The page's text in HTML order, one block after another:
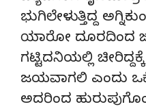
ಭುಗಿಲೇಳುತ್ತಿದ್ದ
ಯಾರೋ ದೂರದಿಂದ
ಗಟ್ಟಿದನಿಯಲ್ಲಿ
ಜಯವಾಗಲಿ ಎಂದು
ಅದರಿಂದ